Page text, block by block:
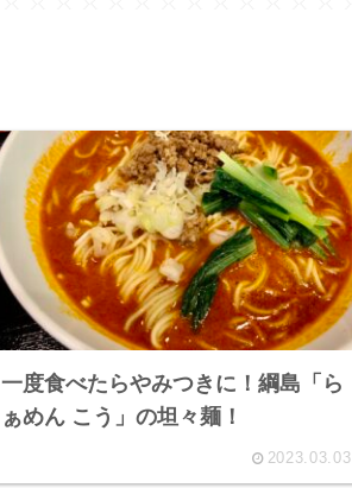
一度食べたらやみつきに！綱島「ら
ぁめん こう」の坦々麺！
2023.03.03